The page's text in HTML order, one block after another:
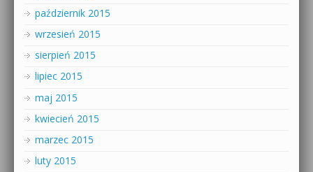
październik 2015
wrzesień 2015
sierpień 2015
lipiec 2015
maj 2015
kwiecień 2015
marzec 2015
luty 2015